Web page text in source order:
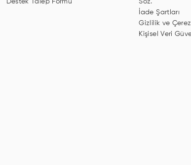
Destek Talep Formu
Söz.
İade Şartları
Gizlilik ve Çerez
Kişisel Veri